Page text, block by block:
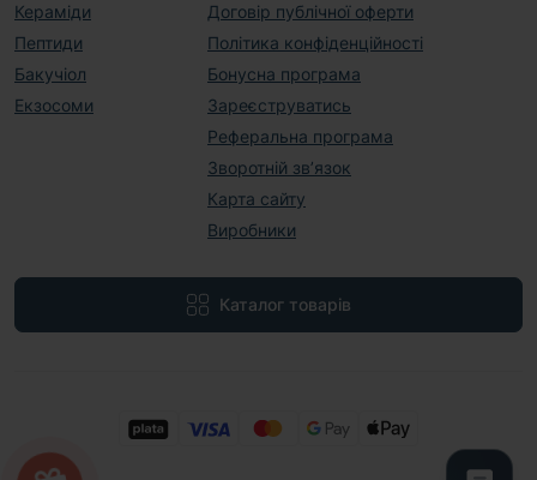
Кераміди
Пептиди
Бакучіол
Екзосоми
Договір публічної оферти
Політика конфіденційності
Бонусна програма
Зареєструватись
Реферальна програма
Зворотній зв’язок
Карта сайту
Виробники
Каталог товарів